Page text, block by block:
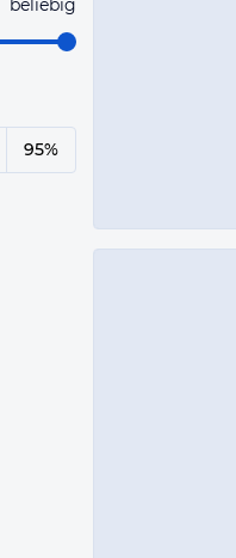
beliebig
95%